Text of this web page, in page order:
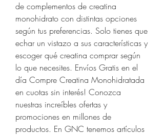
de complementos de creatina
monohidrato con distintas opciones
según tus preferencias. Solo tienes que
echar un vistazo a sus características y
escoger qué creatina comprar según
lo que necesites. Envíos Gratis en el
día Compre Creatina Monohidratada
en cuotas sin interés! Conozca
nuestras increíbles ofertas y
promociones en millones de
productos. En GNC tenemos artículos